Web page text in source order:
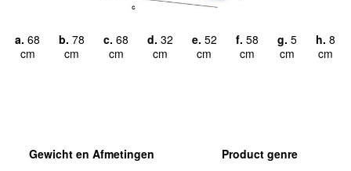
a. 68
cm
b. 78
cm
c. 68
cm
d. 32
cm
e. 52
cm
f. 58
cm
g. 5
cm
h. 8
cm
Gewicht en Afmetingen
Product genre